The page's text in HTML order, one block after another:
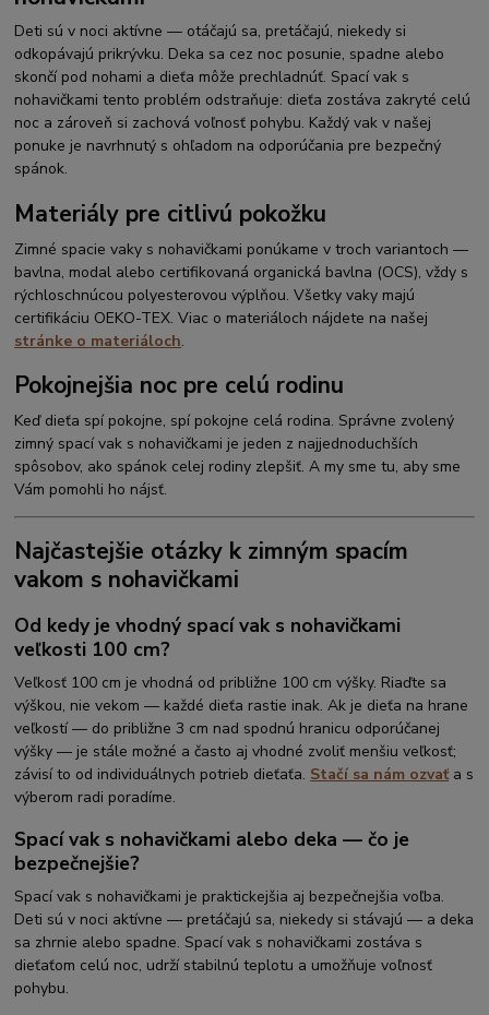
Deti sú v noci aktívne — otáčajú sa, pretáčajú, niekedy si
odkopávajú prikrývku. Deka sa cez noc posunie, spadne alebo
skončí pod nohami a dieťa môže prechladnúť. Spací vak s
nohavičkami tento problém odstraňuje: dieťa zostáva zakryté celú
noc a zároveň si zachová voľnosť pohybu. Každý vak v našej
ponuke je navrhnutý s ohľadom na odporúčania pre bezpečný
spánok.
Materiály pre citlivú pokožku
Zimné spacie vaky s nohavičkami ponúkame v troch variantoch —
bavlna, modal alebo certifikovaná organická bavlna (OCS), vždy s
rýchloschnúcou polyesterovou výplňou. Všetky vaky majú
certifikáciu OEKO-TEX. Viac o materiáloch nájdete na našej
stránke o materiáloch.
Pokojnejšia noc pre celú rodinu
Keď dieťa spí pokojne, spí pokojne celá rodina. Správne zvolený
zimný spací vak s nohavičkami je jeden z najjednoduchších
spôsobov, ako spánok celej rodiny zlepšiť. A my sme tu, aby sme
Vám pomohli ho nájsť.
Najčastejšie otázky k zimným spacím
vakom s nohavičkami
Od kedy je vhodný spací vak s nohavičkami
veľkosti 100 cm?
Veľkosť 100 cm je vhodná od približne 100 cm výšky. Riaďte sa
výškou, nie vekom — každé dieťa rastie inak. Ak je dieťa na hrane
veľkostí — do približne 3 cm nad spodnú hranicu odporúčanej
výšky — je stále možné a často aj vhodné zvoliť menšiu veľkosť;
závisí to od individuálnych potrieb dieťaťa. Stačí sa nám ozvaťa s
výberom radi poradíme.
Spací vak s nohavičkami alebo deka — čo je
bezpečnejšie?
Spací vak s nohavičkami je praktickejšia aj bezpečnejšia voľba.
Deti sú v noci aktívne — pretáčajú sa, niekedy si stávajú — a deka
sa zhrnie alebo spadne. Spací vak s nohavičkami zostáva s
dieťaťom celú noc, udrží stabilnú teplotu a umožňuje voľnosť
pohybu.